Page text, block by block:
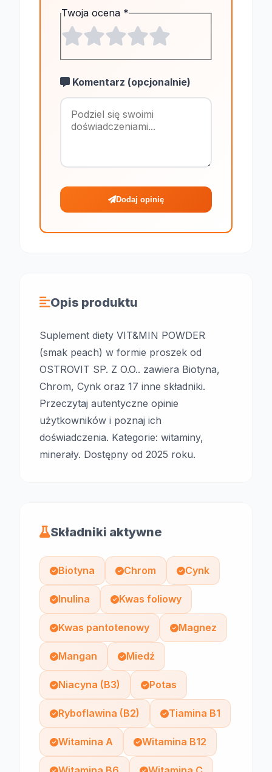
Twoja ocena *
Komentarz (opcjonalnie)
Maksymalnie
Dodaj opinię
Opis produktu
Suplement diety VIT&MIN POWDER
(smak peach) w formie proszek od
OSTROVIT SP. Z O.O.. zawiera Biotyna,
Chrom, Cynk oraz 17 inne składniki.
Przeczytaj autentyczne opinie
użytkowników i poznaj ich
doświadczenia. Kategorie: witaminy,
minerały. Dostępny od 2025 roku.
Składniki aktywne
Biotyna Chrom Cynk
Inulina Kwas foliowy
Kwas pantotenowy Magnez
Mangan Miedź
Niacyna (B3) Potas
Ryboflawina (B2) Tiamina B1
Witamina A Witamina B12